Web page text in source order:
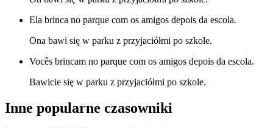
Ela brinca no parque com os amigos depois da escola.
Ona bawi się w parku z przyjaciółmi po szkole.
Vocês brincam no parque com os amigos depois da escola.
Bawicie się w parku z przyjaciółmi po szkole.
Inne popularne czasowniki